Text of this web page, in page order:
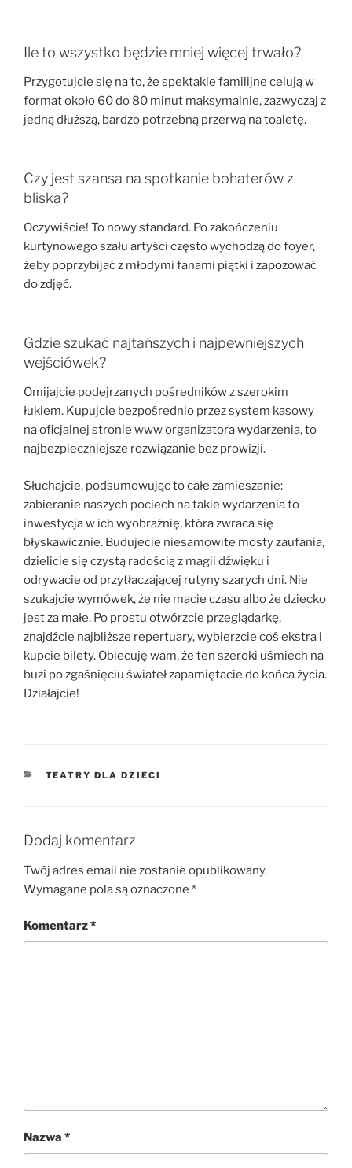
Ile to wszystko będzie mniej więcej trwało?
Przygotujcie się na to, że spektakle familijne celują w
format około 60 do 80 minut maksymalnie, zazwyczaj z
jedną dłuższą, bardzo potrzebną przerwą na toaletę.
Czy jest szansa na spotkanie bohaterów z
bliska?
Oczywiście! To nowy standard. Po zakończeniu
kurtynowego szału artyści często wychodzą do foyer,
żeby poprzybijać z młodymi fanami piątki i zapozować
do zdjęć.
Gdzie szukać najtańszych i najpewniejszych
wejściówek?
Omijajcie podejrzanych pośredników z szerokim
łukiem. Kupujcie bezpośrednio przez system kasowy
na oficjalnej stronie www organizatora wydarzenia, to
najbezpieczniejsze rozwiązanie bez prowizji.
Słuchajcie, podsumowując to całe zamieszanie:
zabieranie naszych pociech na takie wydarzenia to
inwestycja w ich wyobraźnię, która zwraca się
błyskawicznie. Budujecie niesamowite mosty zaufania,
dzielicie się czystą radością z magii dźwięku i
odrywacie od przytłaczającej rutyny szarych dni. Nie
szukajcie wymówek, że nie macie czasu albo że dziecko
jest za małe. Po prostu otwórzcie przeglądarkę,
znajdźcie najbliższe repertuary, wybierzcie coś ekstra i
kupcie bilety. Obiecuję wam, że ten szeroki uśmiech na
buzi po zgaśnięciu świateł zapamiętacie do końca życia.
Działajcie!
KATEGORIE
TEATRY DLA DZIECI
Dodaj komentarz
Twój adres email nie zostanie opublikowany.
Wymagane pola są oznaczone *
Komentarz*
Nazwa *